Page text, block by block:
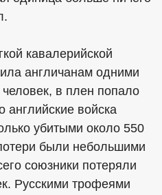
кавалерийской
англичанам одними
в плен попало
английские войска
убитыми около 550
были небольшими
союзники потеряли
Русскими трофеями